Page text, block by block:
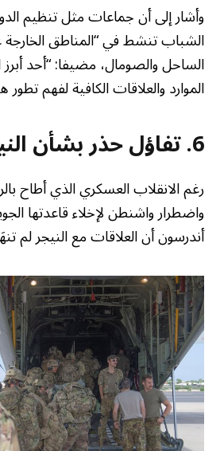
وأشار إلى أن جماعات مثل تنظيم
الشباب تنشط في “المناطق
الساحل والصومال، مضيفا: “أحد
الموارد والعلاقات الكافية لفهم
6. تفاؤل حذر بشأن النيجر
رغم الانقلاب العسكري الذي أطاح
واضطرار واشنطن لإخلاء قاعدتها
أندرسون أن العلاقات مع النيجر لم